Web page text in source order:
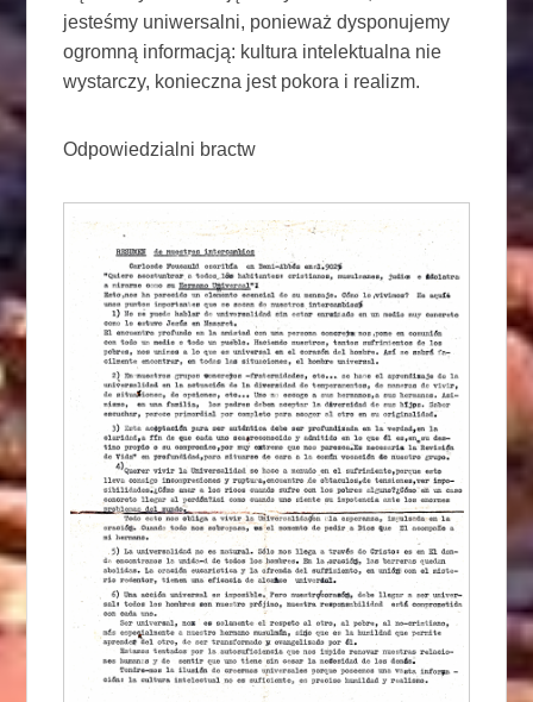
jesteśmy uniwersalni, ponieważ dysponujemy
ogromną informacją: kultura intelektualna nie
wystarczy, konieczna jest pokora i realizm.
Odpowiedzialni bractw